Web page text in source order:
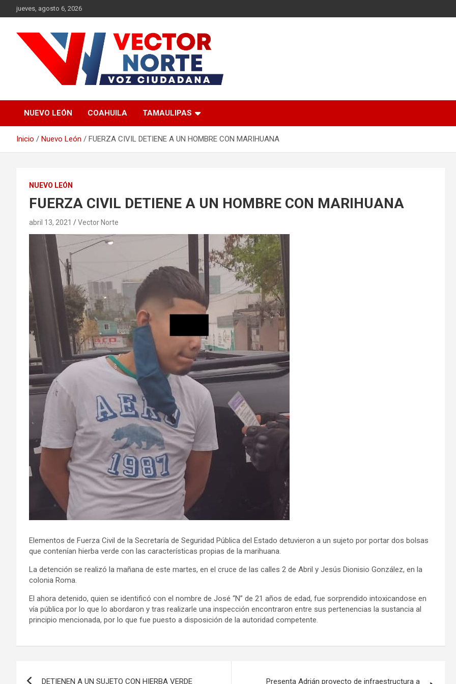
Saltar
al
jueves, agosto 6, 2026
Vector Norte
NUEVO LEÓN COAHUILA TAMAULIPAS
Inicio Nuevo León FUERZA CIVIL DETIENE A UN HOMBRE CON MARIHUANA
NUEVO LEÓN
FUERZA CIVIL DETIENE A UN HOMBRE CON MARIHUANA
abril 13, 2021 Vector Norte
Elementos de Fuerza Civil de la Secretaría de Seguridad Pública del Estado detuvieron a un sujeto por portar dos bolsas
que contenían hierba verde con las características propias de la marihuana.
La detención se realizó la mañana de este martes, en el cruce de las calles 2 de Abril y Jesús Dionisio González, en la
colonia Roma.
El ahora detenido, quien se identificó con el nombre de José “N” de 21 años de edad, fue sorprendido intoxicandose en
vía pública por lo que lo abordaron y tras realizarle una inspección encontraron entre sus pertenencias la sustancia al
principio mencionada, por lo que fue puesto a disposición de la autoridad competente.
DETIENEN A UN SUJETO CON HIERBA VERDE
Presenta Adrián proyecto de infraestructura a